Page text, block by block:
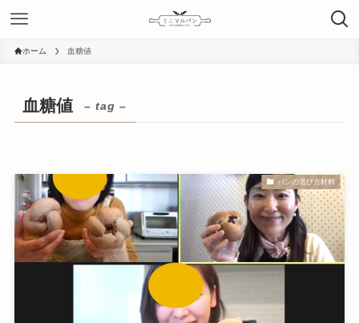
ホーム 血糖値
血糖値 – tag –
パンの選び方材料